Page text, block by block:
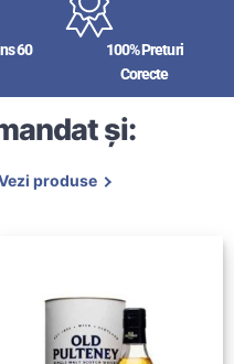
60
100% Preturi
Corecte
și:
produse